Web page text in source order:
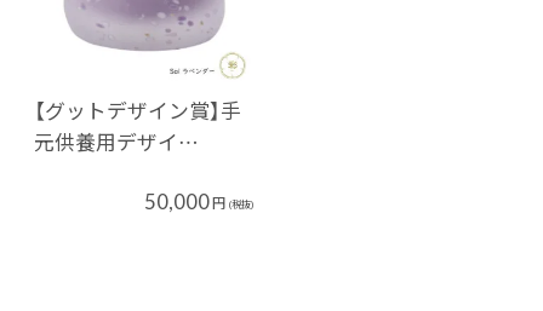
【グットデザイン賞】手
元供養用デザイ…
50,000円 (税抜)